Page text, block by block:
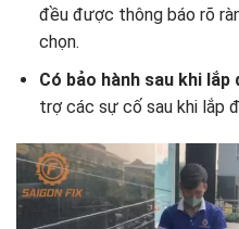
đều được thông báo rõ
chọn.
Có bảo hành sau khi lắp
trợ các sự cố sau khi lắp